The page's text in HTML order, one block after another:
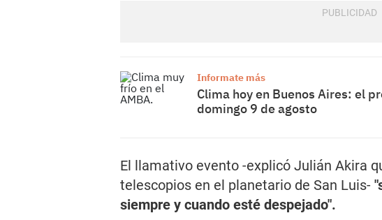
Informate más
Clima hoy en Buenos Aires: el
domingo 9 de agosto
El llamativo evento -explicó Julián Akira
telescopios en el planetario de San Luis-
siempre y cuando esté despejado".